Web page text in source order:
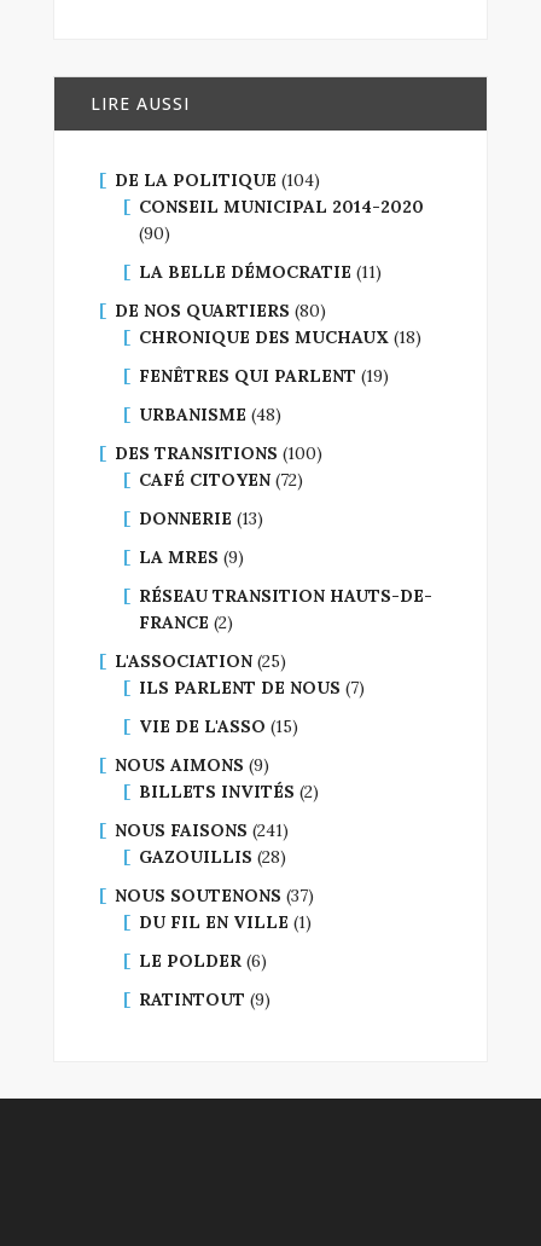
LIRE AUSSI
DE LA POLITIQUE (104)
CONSEIL MUNICIPAL 2014-2020
(90)
LA BELLE DÉMOCRATIE (11)
DE NOS QUARTIERS (80)
CHRONIQUE DES MUCHAUX (18)
FENÊTRES QUI PARLENT (19)
URBANISME (48)
DES TRANSITIONS (100)
CAFÉ CITOYEN (72)
DONNERIE (13)
LA MRES (9)
RÉSEAU TRANSITION HAUTS-DE-
FRANCE (2)
L'ASSOCIATION (25)
ILS PARLENT DE NOUS (7)
VIE DE L'ASSO (15)
NOUS AIMONS (9)
BILLETS INVITÉS (2)
NOUS FAISONS (241)
GAZOUILLIS (28)
NOUS SOUTENONS (37)
DU FIL EN VILLE (1)
LE POLDER (6)
RATINTOUT (9)